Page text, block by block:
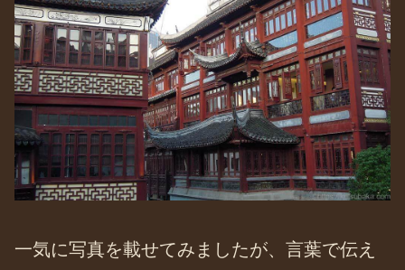
一気に写真を載せてみましたが、言葉で伝え